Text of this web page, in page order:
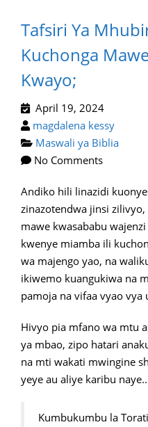
Tafsiri Ya
Kuchonga
Kwayo;
April 19, 2024
magdalena kessy
Maswali ya Biblia
No Comments
Andiko hili linazidi
zinazotendwa jinsi
mawe kwasababu
kwenye miamba ili
wa majengo yao, na
ikiwemo kuangukiwa na
pamoja na vifaa vyao vya
Hivyo pia mfano wa mtu
ya mbao, zipo hatari
na mti wakati mwingine
yeye au aliye karibu naye..
Kumbukumbu la